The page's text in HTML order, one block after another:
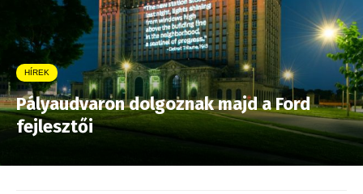
HÍREK
Pályaudvaron dolgoznak majd a Ford
fejlesztői